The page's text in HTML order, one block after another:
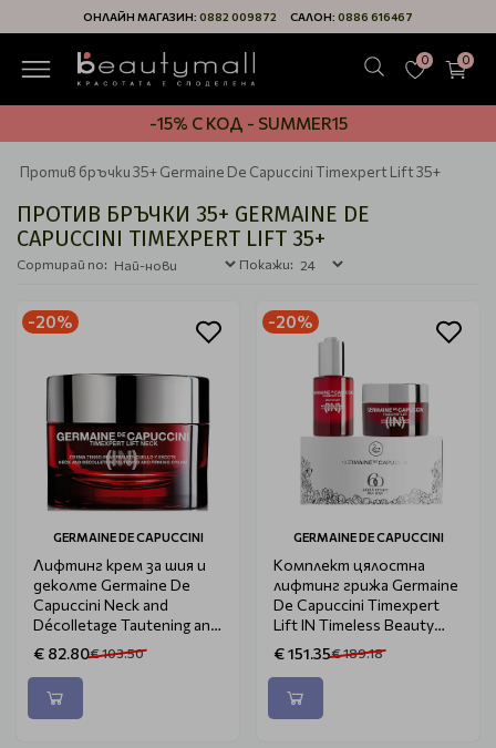
ОНЛАЙН МАГАЗИН: 0882 009872 САЛОН: 0886 616467
0 0
-15% С КОД - SUMMER15
Против бръчки 35+ Germaine De Capuccini Timexpert Lift 35+
ПРОТИВ БРЪЧКИ 35+ GERMAINE DE
CAPUCCINI TIMEXPERT LIFT 35+
Сортирай по: Покажи:
-20%
GERMAINE DE CAPUCCINI
Лифтинг крем за шия и
деколте Germaine De
Capuccini Neck and
Décolletage Tautening and
Firming Cream 100ml
€ 82.80€ 103.50
-20%
GERMAINE DE CAPUCCINI
Комплект цялостна
лифтинг грижа Germaine
De Capuccini Timexpert
Lift IN Timeless Beauty
Rituals
€ 151.35€ 189.18